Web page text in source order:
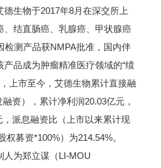
生物于2017年8月在深交所上
、结直肠癌、乳腺癌、甲状腺癌
检测产品获NMPA批准，国内伴
产品成为肿瘤精准医疗领域的“绩
上市至今，艾德生物累计直接融
资），累计净利润20.03亿元，
，派息融资比（上市以来累计现
募资*100%）为214.54%。
为郑立谋（LI-MOU